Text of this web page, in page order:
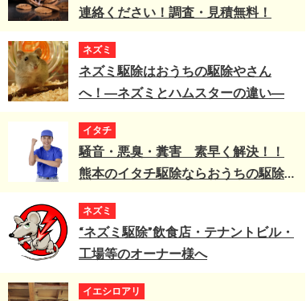
連絡ください！調査・見積無料！
ネズミ
ネズミ駆除はおうちの駆除やさん
へ！―ネズミとハムスターの違い―
イタチ
騒音・悪臭・糞害 素早く解決！！
熊本のイタチ駆除ならおうちの駆除
ネズミ
“ネズミ駆除”飲食店・テナントビル・
工場等のオーナー様へ
イエシロアリ